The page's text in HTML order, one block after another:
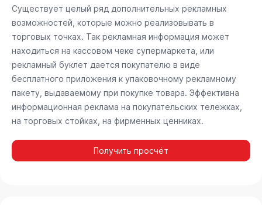
Существует целый ряд дополнительных рекламных
возможностей, которые можно реализовывать в
торговых точках. Так рекламная информация может
находиться на кассовом чеке супермаркета, или
рекламный буклет дается покупателю в виде
бесплатного приложения к упаковочному рекламному
пакету, выдаваемому при покупке товара. Эффективна
информационная реклама на покупательских тележках,
на торговых стойках, на фирменных ценниках.
Получить просчёт